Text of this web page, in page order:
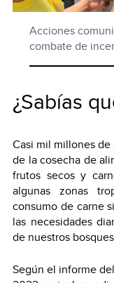
Acciones
combate de
¿Sabías
Casi mil millones
de la cosecha de
frutos secos y
algunas zonas
consumo de carne
las necesidades
de nuestros
Según el informe